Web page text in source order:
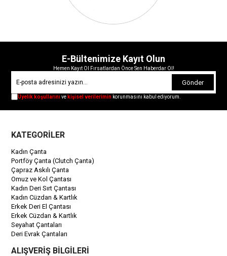
E-Bültenimize Kayıt Olun
Hemen Kayıt Ol Fırsatlardan Önce Sen Haberdar Ol!
Gönder
Üyelik koşullarınıve kişisel verilerimin korunmasını kabul ediyorum.
KATEGORİLER
Kadın Çanta
Portföy Çanta (Clutch Çanta)
Çapraz Askılı Çanta
Omuz ve Kol Çantası
Kadın Deri Sırt Çantası
Kadın Cüzdan & Kartlık
Erkek Deri El Çantası
Erkek Cüzdan & Kartlık
Seyahat Çantaları
Deri Evrak Çantaları
ALIŞVERİŞ BİLGİLERİ